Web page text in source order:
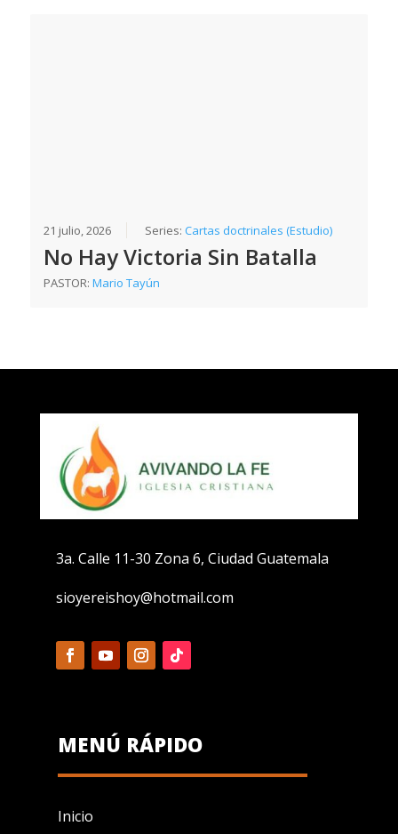
21 julio, 2026 Series:Cartas doctrinales (Estudio)
No Hay Victoria Sin Batalla
PASTOR:Mario Tayún
3a. Calle 11-30 Zona 6, Ciudad Guatemala
sioyereishoy@hotmail.com
MENÚ RÁPIDO
Inicio